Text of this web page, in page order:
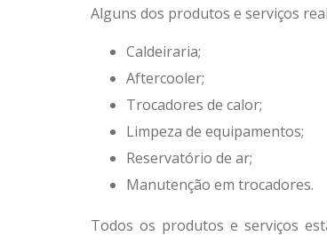
Alguns dos produtos e serviços
Caldeiraria;
Aftercooler;
Trocadores de calor;
Limpeza de equipamentos;
Reservatório de ar;
Manutenção em trocadores.
Todos os produtos e serviços